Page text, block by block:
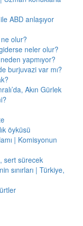
ABD anlaşıyor
olur?
neler olur?
yapmıyor?
burjuvazi var mı?
Akın Gürlek
öyküsü
| Komisyonun
sert sürecek
sınırları | Türkiye,